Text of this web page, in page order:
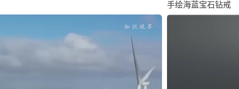
手绘海蓝宝石钻戒